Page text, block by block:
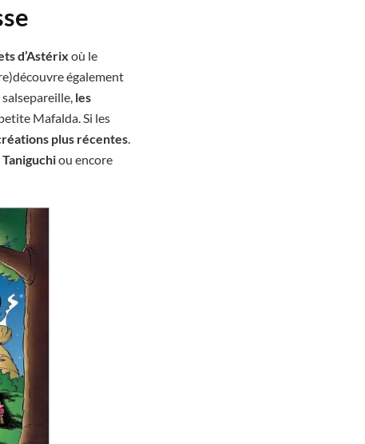
d’Astérix où le
également
les
Mafalda. Si les
plus récentes.
ou encore